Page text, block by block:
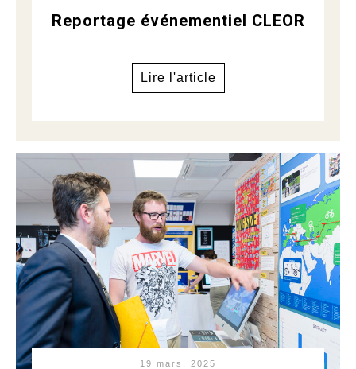
Reportage événementiel CLEOR
Lire l'article
19 mars, 2025